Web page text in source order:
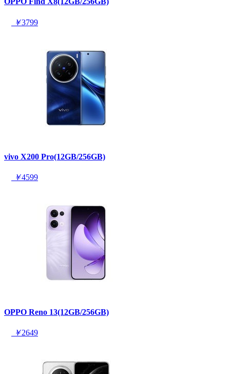
￥3799
vivo X200 Pro(12GB/256GB)
￥4599
OPPO Reno 13(12GB/256GB)
￥2649